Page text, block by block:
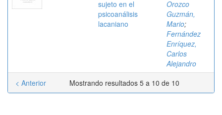
sujeto en el
psicoanálisis
lacaniano
Orozco
Guzmán,
Mario;
Fernández
Enríquez,
Carlos
Alejandro
Mostrando resultados 5 a 10 de 10
< Anterior